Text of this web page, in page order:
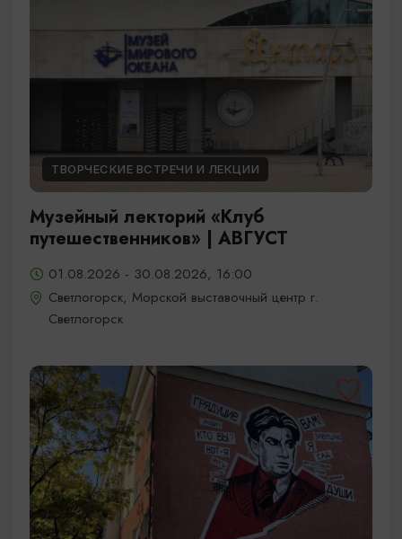
ТВОРЧЕСКИЕ ВСТРЕЧИ И ЛЕКЦИИ
Музейный лекторий «Клуб
путешественников» | АВГУСТ
01.08.2026 - 30.08.2026, 16:00
Светлогорск, Морской выставочный центр г.
Светлогорск